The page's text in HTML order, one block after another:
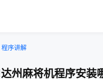
程序讲解
州麻将机程序安装